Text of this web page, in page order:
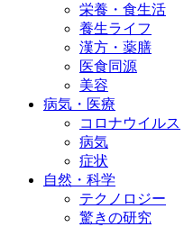
栄養・食生活
養生ライフ
漢方・薬膳
医食同源
美容
病気・医療
コロナウイルス
病気
症状
自然・科学
テクノロジー
驚きの研究